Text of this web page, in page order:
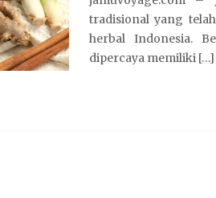
tradisional yang
herbal Indonesia.
dipercaya memiliki […]